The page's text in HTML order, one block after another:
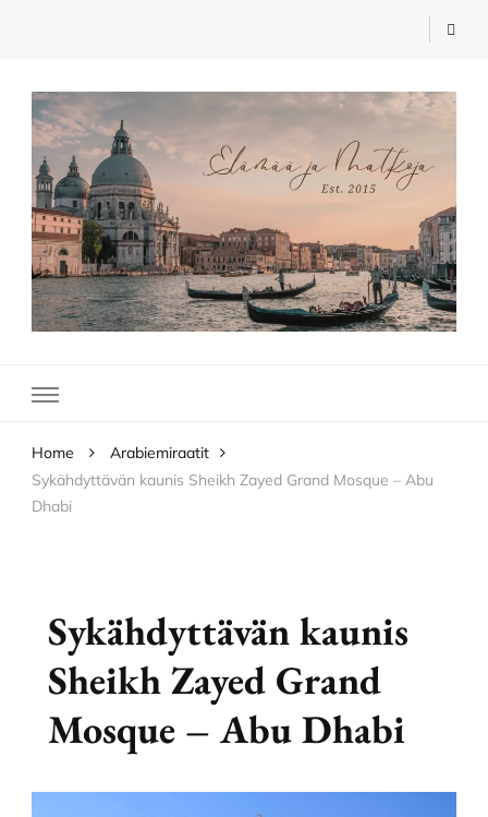
Elämää ja Matkoja
Home
Arabiemiraatit
Sykähdyttävän kaunis Sheikh Zayed Grand Mosque – Abu
Dhabi
Sykähdyttävän kaunis
Sheikh Zayed Grand
Mosque – Abu Dhabi